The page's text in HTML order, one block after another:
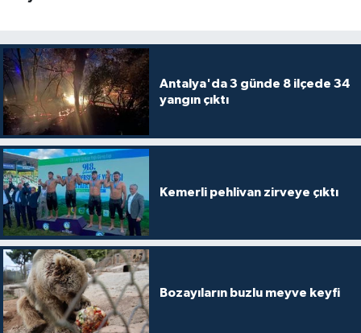
Antalya'da 3 günde 8 ilçede 34
yangın çıktı
Kemerli pehlivan zirveye çıktı
Bozayıların buzlu meyve keyfi